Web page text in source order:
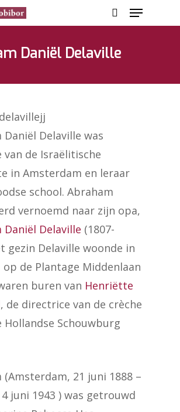
Daniël Delaville
Daniël Delaville was
van de Israëlitische
in Amsterdam en leraar
school. Abraham
vernoemd naar zijn opa,
Daniël Delaville (1807-
gezin Delaville woonde in
op de Plantage Middenlaan
buren van Henriëtte
, de directrice van de crèche
Hollandse Schouwburg
(Amsterdam, 21 juni 1888 –
juni 1943 ) was getrouwd